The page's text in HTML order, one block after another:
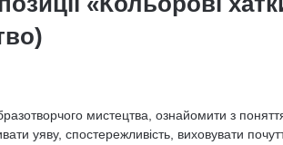
мистецтва, ознайомити з
уяву, спостережливість, виховувати